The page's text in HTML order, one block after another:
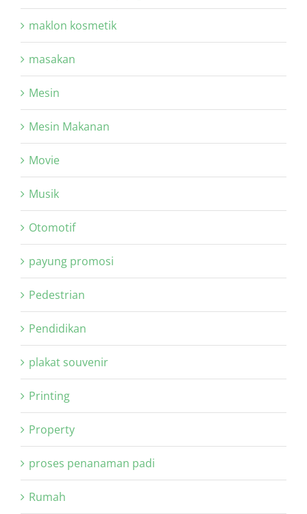
maklon kosmetik
masakan
Mesin
Mesin Makanan
Movie
Musik
Otomotif
payung promosi
Pedestrian
Pendidikan
plakat souvenir
Printing
Property
proses penanaman padi
Rumah